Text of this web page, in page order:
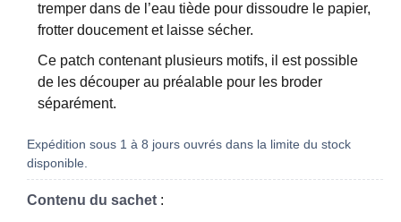
tremper dans de l’eau tiède pour dissoudre le papier,
frotter doucement et laisse sécher.
Ce patch contenant plusieurs motifs, il est possible
de les découper au préalable pour les broder
séparément.
Expédition sous 1 à 8 jours ouvrés dans la limite du stock
disponible.
Contenu du sachet :